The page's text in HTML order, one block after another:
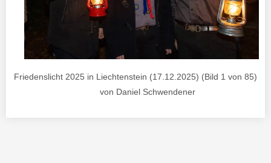
Friedenslicht 2025 in Liechtenstein (17.12.2025) (Bild 1 von 85) ,
von Daniel Schwendener